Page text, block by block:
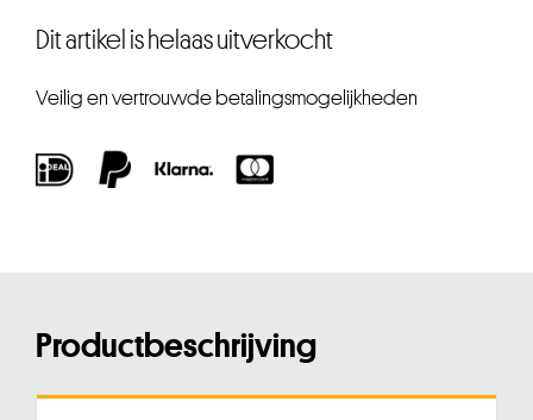
Dit artikel is helaas uitverkocht
Veilig en vertrouwde betalingsmogelijkheden
Productbeschrijving